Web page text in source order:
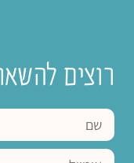
רוצים